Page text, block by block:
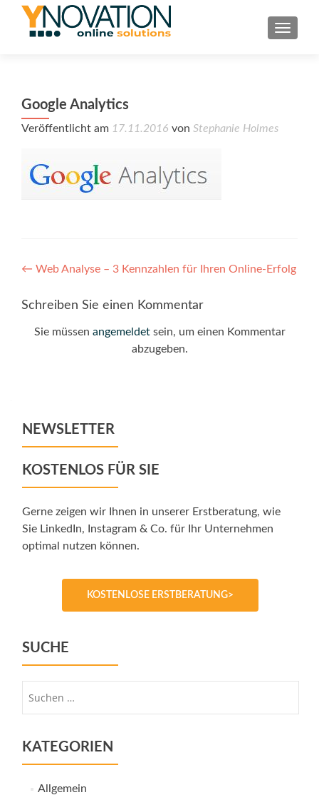
Google Analytics
Veröffentlicht am 17.11.2016 von Stephanie Holmes
Post
navigation
← Web Analyse – 3 Kennzahlen für Ihren Online-Erfolg
Schreiben Sie einen Kommentar
Sie müssen angemeldetsein, um einen Kommentar
abzugeben.
NEWSLETTER
KOSTENLOS FÜR SIE
Gerne zeigen wir Ihnen in unserer Erstberatung, wie
Sie LinkedIn, Instagram & Co. für Ihr Unternehmen
optimal nutzen können.
KOSTENLOSE ERSTBERATUNG>
SUCHE
KATEGORIEN
Allgemein